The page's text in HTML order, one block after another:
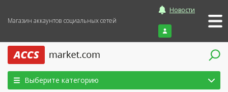
Магазин аккаунтов социальных сетей
Новости
Войти
Выберите категорию